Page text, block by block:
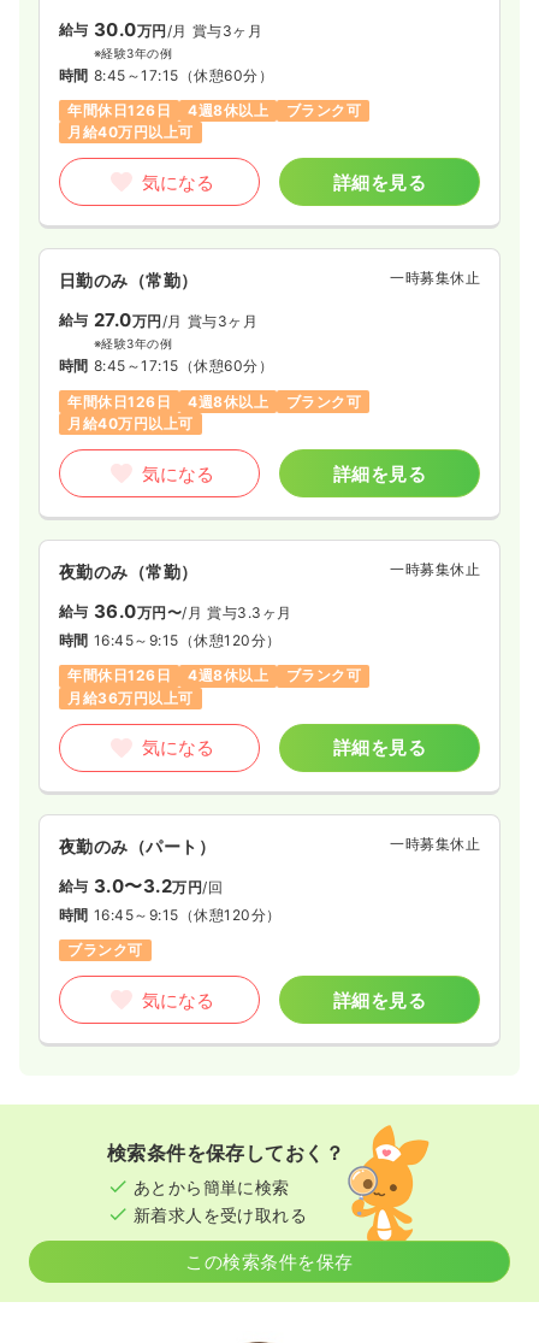
年間休日120日
気になる
2交代（常勤） 一時募集休止
給与 31.0万円/月 賞与3.85ヶ月
※経験4年の例
時間 8:30～17:00
年間休日120日
月給31万円以上可
気になる
夜勤のみ（常勤） 一時募集休止
給与 お問い合わせください
時間 16:30～9:00
気になる
日勤のみ（パート）
給与
お問い合わせください
時間 8:30～17:00
気になる 詳細を見る
夜勤のみ（パート）
給与
お問い合わせください
時間
ブランク可
気になる 詳細を見る
正・准看護師
日勤のみ（常勤） 一時募集休止
給与 26.0万円〜/月 賞与3.5ヶ月
給与 30.0万円 /月 賞与3ヶ月
※経験3年の例
時間 8:45～17:15 （休憩60分）
年間休日126日
4週8休以上
ブランク可
月給40万円以上可
気になる 詳細を見る
日勤のみ（常勤） 一時募集休止
給与 27.0万円/月 賞与3ヶ月
※経験3年の例
時間 8:45～17:15 （休憩60分）
年間休日126日
4週8休以上
ブランク可
月給40万円以上可
気になる 詳細を見る
夜勤のみ（常勤） 一時募集休止
給与 36.0万円〜/月 賞与3.3ヶ月
時間 16:45～9:15 （休憩120分）
年間休日126日
4週8休以上
ブランク可
月給36万円以上可
気になる 詳細を見る
夜勤のみ（パート） 一時募集休止
給与 3.0〜3.2万円/回
時間 16:45～9:15 （休憩120分）
ブランク可
気になる 詳細を見る
検索条件を保存しておく？
あとから簡単に検索
新着求人を受け取れる
この検索条件を保存